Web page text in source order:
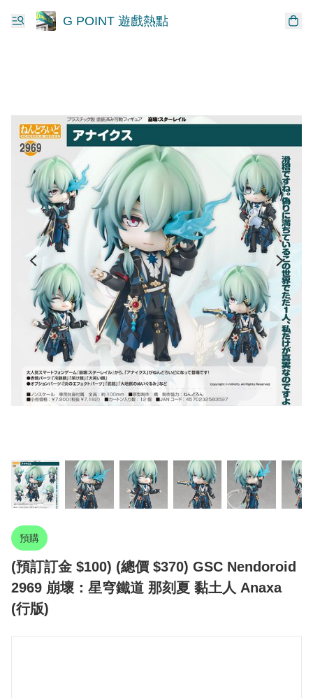
G POINT 遊戲熱點
預購
(預訂訂金 $100) (總價 $370) GSC Nendoroid
2969 崩壞：星穹鐵道 那刻夏 黏土人 Anaxa
(行版)